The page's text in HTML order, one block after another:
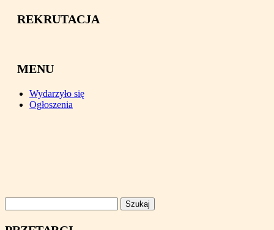
REKRUTACJA
MENU
Wydarzyło się
Ogłoszenia